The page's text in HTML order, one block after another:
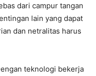
dari campur tangan
lain yang dapat
dan netralitas harus
teknologi bekerja